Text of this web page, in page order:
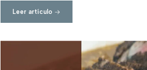
Leer artículo